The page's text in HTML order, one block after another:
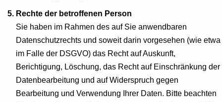
5. Rechte der betroffenen Person
Sie haben im Rahmen des auf Sie anwendbaren
Datenschutzrechts und soweit darin vorgesehen (wie etwa
im Falle der DSGVO) das Recht auf Auskunft,
Berichtigung, Löschung, das Recht auf Einschränkung der
Datenbearbeitung und auf Widerspruch gegen
Bearbeitung und Verwendung Ihrer Daten. Bitte beachten